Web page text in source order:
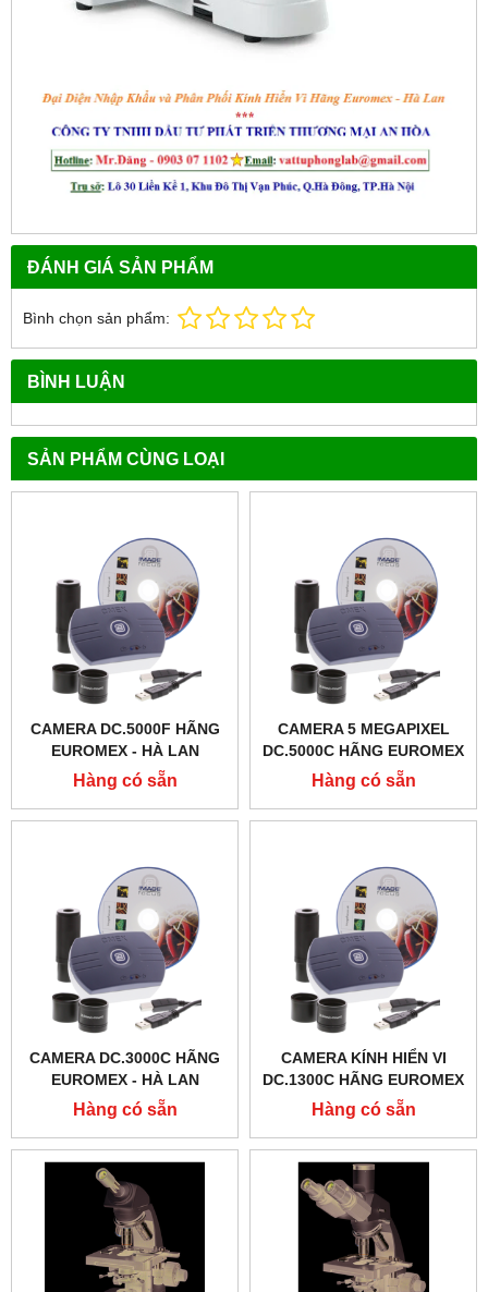
ĐÁNH GIÁ SẢN PHẨM
Bình chọn sản phẩm:
BÌNH LUẬN
SẢN PHẨM CÙNG LOẠI
CAMERA DC.5000F HÃNG
EUROMEX - HÀ LAN
Hàng có sẵn
CAMERA 5 MEGAPIXEL
DC.5000C HÃNG EUROMEX
- HÀ LAN
Hàng có sẵn
CAMERA DC.3000C HÃNG
EUROMEX - HÀ LAN
Hàng có sẵn
CAMERA KÍNH HIỂN VI
DC.1300C HÃNG EUROMEX
- HÀ LAN
Hàng có sẵn